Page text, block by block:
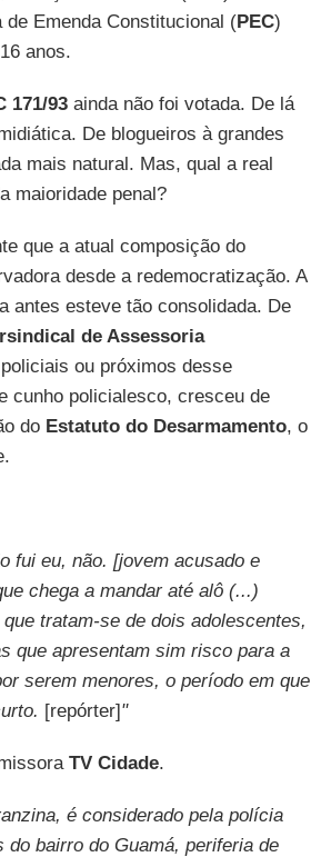
Emenda Constitucional (PEC)
anos.
171/93ainda não foi votada. De lá
De blogueiros à grandes
mais natural. Mas, qual a real
maioridade penal?
que a atual composição do
desde a redemocratização. A
antes esteve tão consolidada. De
de Assessoria
ou próximos desse
cunho policialesco, cresceu de
do Estatuto do Desarmamento, o
fui eu, não. [jovem acusado e
chega a mandar até alô (...)
tratam-se de dois adolescentes,
que apresentam sim risco para a
serem menores, o período em que
[repórter]"
TV Cidade.
é considerado pela polícia
bairro do Guamá, periferia de